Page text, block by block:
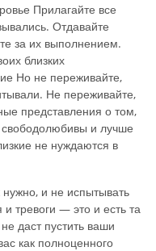
Прилагайте все
Отдавайте
за их выполнением.
близких
Но не переживайте,
Не переживайте,
представления о том,
свободолюбивы и лучше
не нуждаются в
нужно, и не испытывать
тревоги — это и есть та
даст пустить ваши
как полноценного